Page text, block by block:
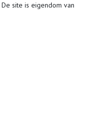
De site is eigendom van